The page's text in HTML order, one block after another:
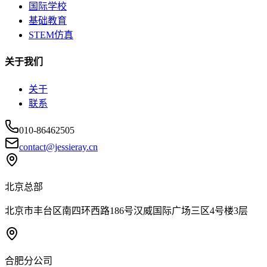
国际学校
基础教育
STEM仿真
关于我们
关于
联系
010-86462505
contact@jessieray.cn
北京总部
北京市丰台区南四环西路186号汉威国际广场三区4号楼3层
合肥分公司